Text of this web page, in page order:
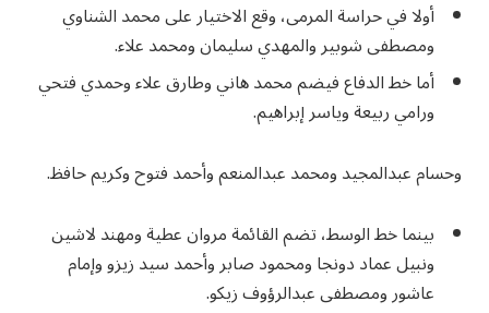
أولا في حراسة المرمى، وقع الاختيار على محمد الشناوي
ومصطفى شوبير والمهدي سليمان ومحمد علاء.
أما خط الدفاع فيضم محمد هاني وطارق علاء وحمدي فتحي
ورامي ربيعة وياسر إبراهيم.
وحسام عبدالمجيد ومحمد عبدالمنعم وأحمد فتوح وكريم حافظ.
بينما خط الوسط، تضم القائمة مروان عطية ومهند لاشين
ونبيل عماد دونجا ومحمود صابر وأحمد سيد زيزو وإمام
عاشور ومصطفى عبدالرؤوف زيكو.